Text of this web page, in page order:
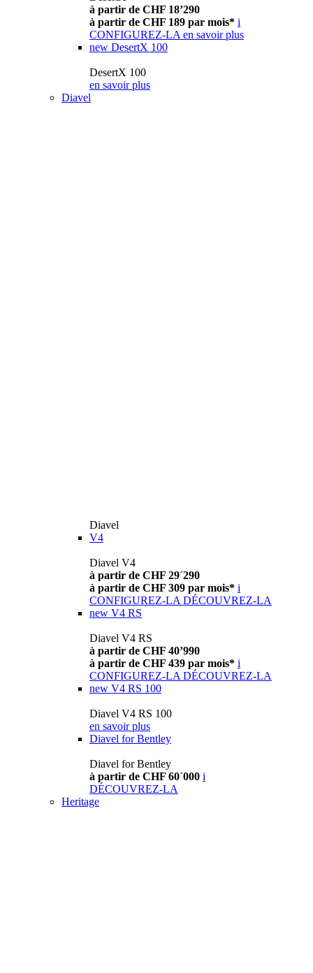
à partir de CHF 18’290
à partir de CHF 189 par mois* i
CONFIGUREZ-LA en savoir plus
new DesertX 100
DesertX 100
en savoir plus
Diavel
Diavel
V4
Diavel V4
à partir de CHF 29´290
à partir de CHF 309 par mois* i
CONFIGUREZ-LA DÉCOUVREZ-LA
new V4 RS
Diavel V4 RS
à partir de CHF 40’990
à partir de CHF 439 par mois* i
CONFIGUREZ-LA DÉCOUVREZ-LA
new V4 RS 100
Diavel V4 RS 100
en savoir plus
Diavel for Bentley
Diavel for Bentley
à partir de CHF 60´000 i
DÉCOUVREZ-LA
Heritage